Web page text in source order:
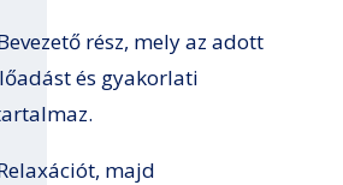
rész, mely az adott
és gyakorlati
majd